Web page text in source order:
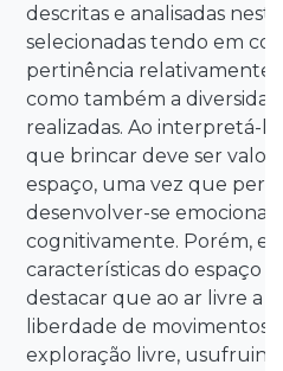
descritas e analisadas
selecionadas tendo em
pertinência relativamente
como também a
realizadas. Ao interpretá-
que brincar deve ser
espaço, uma vez que
desenvolver-se emocional,
cognitivamente. Porém, e
características do espaço
destacar que ao ar livre a
liberdade de movimentos,
exploração livre,